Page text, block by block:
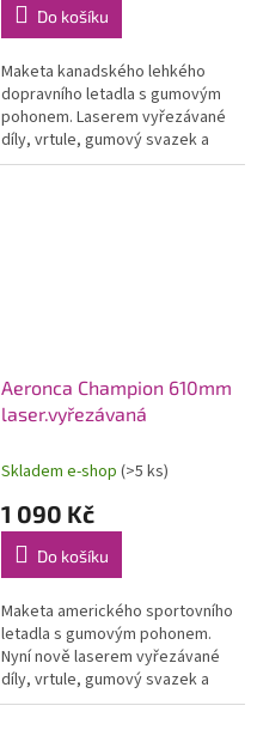
Do košíku
Maketa kanadského lehkého
dopravního letadla s gumovým
pohonem. Laserem vyřezávané
díly, vrtule, gumový svazek a
potah. materiál. Rozpětí 610
Aeronca Champion 610mm
laser.vyřezávaná
Skladem e-shop (>5 ks)
1 090 Kč
Do košíku
Maketa amerického sportovního
letadla s gumovým pohonem.
Nyní nově laserem vyřezávané
díly, vrtule, gumový svazek a
potah. materiál. Rozpětí 610